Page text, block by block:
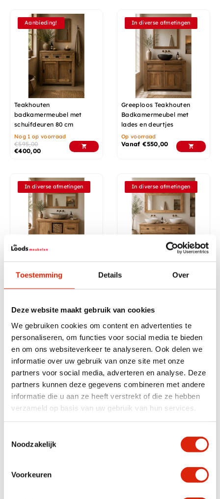
Toestemming Details Over
Deze website maakt gebruik van cookies
We gebruiken cookies om content en advertenties te
personaliseren, om functies voor social media te bieden
en om ons websiteverkeer te analyseren. Ook delen we
informatie over uw gebruik van onze site met onze
partners voor social media, adverteren en analyse. Deze
partners kunnen deze gegevens combineren met andere
informatie die u aan ze heeft verstrekt of die ze hebben
verzameld op basis van uw gebruik van hun services.
Noodzakelijk
Voorkeuren
Aanbieding!
Teakhouten
badkamermeubel met
schuifdeuren 80 cm
Nog 1 op voorraad
€595,00
€400,00
In diverse afmetingen
Greeploos Teakhouten
Badkamermeubel met
lades en deurtjes
Op voorraad
Vanaf€550,00
In diverse afmetingen
120
€1.195,00
In diverse afmetingen
Vanaf€595,00
Vanaf€400,00
houten badkamer kast
€650,00
badkamermeubel 180 cm